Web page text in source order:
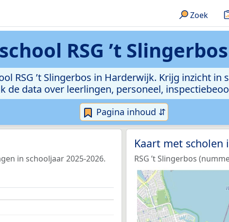
Zoek
RSG ’t
RSG ’t Slingerbos in Harderwijk. Krijg inzicht
de data over leerlingen, personeel,
Pagina inhoud ⇵
in schooljaar 2025-2026.
Kaart met scholen
RSG ’t Slingerbos